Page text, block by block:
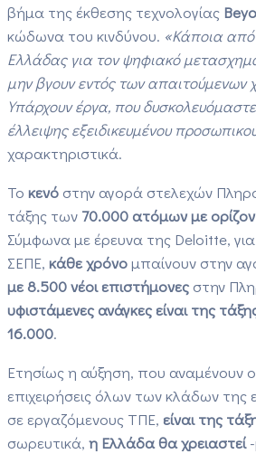
βήμα της έκθεσης τεχνολογίας
κώδωνα του κινδύνου. «Κάποια
Ελλάδας για τον ψηφιακό
μην βγουν εντός των απαιτούμενων
Υπάρχουν έργα, που
έλλειψης εξειδικευμένου
χαρακτηριστικά.
Το κενό στην αγορά στελεχών
τάξης των 70.000 ατόμων με
Σύμφωνα με έρευνα της Deloitte,
ΣΕΠΕ, κάθε χρόνομπαίνουν στην
με 8.500 νέοι επιστήμονες στην
υφιστάμενες ανάγκες είναι της
16.000.
Ετησίως η αύξηση, που αναμένουν
επιχειρήσεις όλων των κλάδων της
σε εργαζόμενους ΤΠΕ, είναι της
σωρευτικά, η Ελλάδα θα χρειαστεί-